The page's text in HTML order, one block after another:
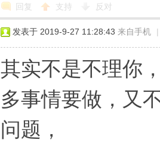
回复 支持 反对
发表于 2019-9-27 11:28:43 来自手机 |
其实不是不理你
多事情要做，又
问题，